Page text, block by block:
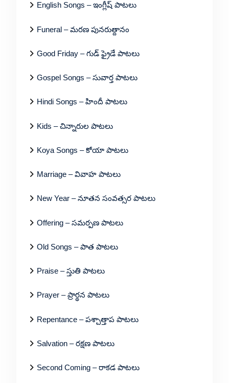
English Songs – ఇంగ్లీష్ పాటలు
Funeral – మరణ పునరుత్దానం
Good Friday – గుడ్ ఫ్రైడే పాటలు
Gospel Songs – సువార్త పాటలు
Hindi Songs – హిందీ పాటలు
Kids – చిన్నారుల పాటలు
Koya Songs – కోయా పాటలు
Marriage – వివాహ పాటలు
New Year – నూతన సంవత్సర పాటలు
Offering – సమర్పణ పాటలు
Old Songs – పాత పాటలు
Praise – స్తుతి పాటలు
Prayer – ప్రార్థన పాటలు
Repentance – పశ్చాత్తాప పాటలు
Salvation – రక్షణ పాటలు
Second Coming – రాకడ పాటలు